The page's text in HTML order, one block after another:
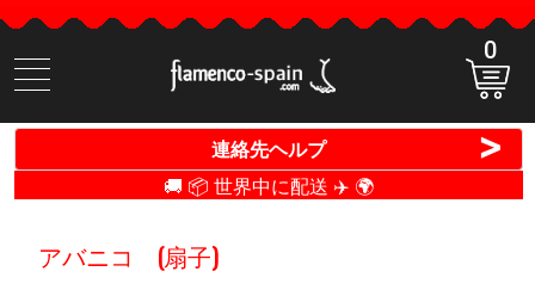
商
品
検
0
連絡先ヘルプ >
🚚 📦 世界中に配送 ✈️ 🌍
アバニコ (扇子)